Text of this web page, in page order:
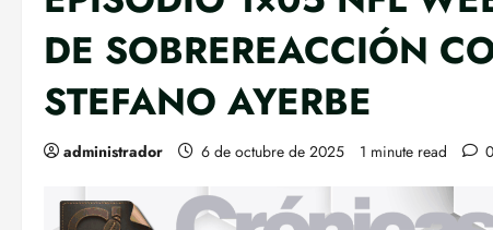
DE SOBREREACCIÓN
STEFANO AYERBE
administrador 6 de octubre de 2025 1 minute read 0